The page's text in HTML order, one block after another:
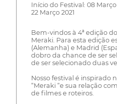
Início do Festival: 08
22 Março 2021
Bem-vindos à 4ª edição
Meraki. Para esta edição
(Alemanha) e Madrid
dobro da chance de ser
de ser selecionado duas
Nosso festival é inspirado
“Meraki “e sua relação
de filmes e roteiros.